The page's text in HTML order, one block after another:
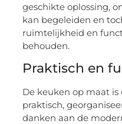
geschikte oplossing,
kan begeleiden en
ruimtelijkheid en
behouden.
Praktisch en
De keuken op maat is
praktisch,
danken aan de